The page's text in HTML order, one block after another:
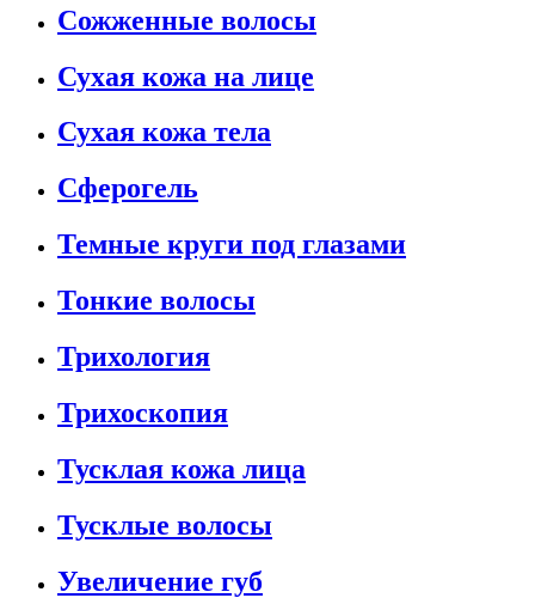
Сожженные волосы
Сухая кожа на лице
Сухая кожа тела
Сферогель
Темные круги под глазами
Тонкие волосы
Трихология
Трихоскопия
Тусклая кожа лица
Тусклые волосы
Увеличение губ